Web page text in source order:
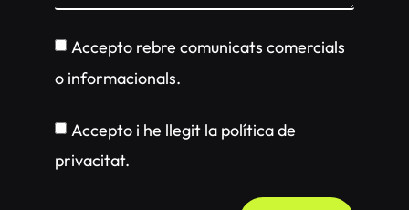
Accepto rebre comunicats comercials
o informacionals.
Accepto i he llegit la política de
privacitat.